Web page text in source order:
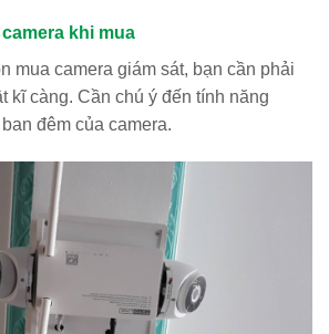
khi mua
mua camera giám sát, bạn cần phải
kĩ càng. Cần chú ý đến tính năng
đêm của camera.